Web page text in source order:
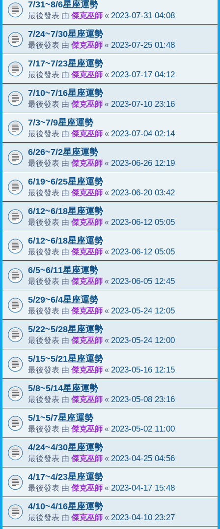
7/31~8/6星座運勢
最後發表 由 傑克巫師 « 2023-07-31 04:08
7/24~7/30星座運勢
最後發表 由 傑克巫師 « 2023-07-25 01:48
7/17~7/23星座運勢
最後發表 由 傑克巫師 « 2023-07-17 04:12
7/10~7/16星座運勢
最後發表 由 傑克巫師 « 2023-07-10 23:16
7/3~7/9星座運勢
最後發表 由 傑克巫師 « 2023-07-04 02:14
6/26~7/2星座運勢
最後發表 由 傑克巫師 « 2023-06-26 12:19
6/19~6/25星座運勢
最後發表 由 傑克巫師 « 2023-06-20 03:42
6/12~6/18星座運勢
最後發表 由 傑克巫師 « 2023-06-12 05:05
6/12~6/18星座運勢
最後發表 由 傑克巫師 « 2023-06-12 05:05
6/5~6/11星座運勢
最後發表 由 傑克巫師 « 2023-06-05 12:45
5/29~6/4星座運勢
最後發表 由 傑克巫師 « 2023-05-24 12:05
5/22~5/28星座運勢
最後發表 由 傑克巫師 « 2023-05-24 12:00
5/15~5/21星座運勢
最後發表 由 傑克巫師 « 2023-05-16 12:15
5/8~5/14星座運勢
最後發表 由 傑克巫師 « 2023-05-08 23:16
5/1~5/7星座運勢
最後發表 由 傑克巫師 « 2023-05-02 11:00
4/24~4/30星座運勢
最後發表 由 傑克巫師 « 2023-04-25 04:56
4/17~4/23星座運勢
最後發表 由 傑克巫師 « 2023-04-17 15:48
4/10~4/16星座運勢
最後發表 由 傑克巫師 « 2023-04-10 23:27